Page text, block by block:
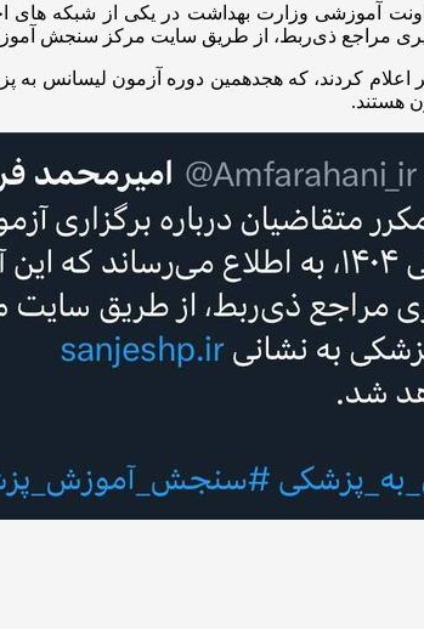
آموزشی وزارت بهداشت در یکی از شبکه های
کردند، که هجدهمین دوره آزمون لیسانس
هستند.